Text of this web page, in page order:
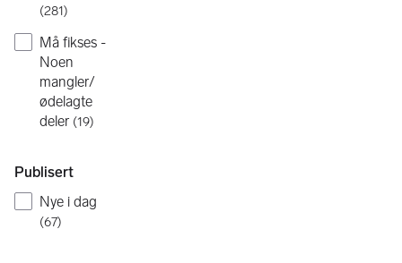
(281)
Må fikses -
Noen
mangler/
ødelagte
deler (19)
Publisert
Nye i dag
(67)